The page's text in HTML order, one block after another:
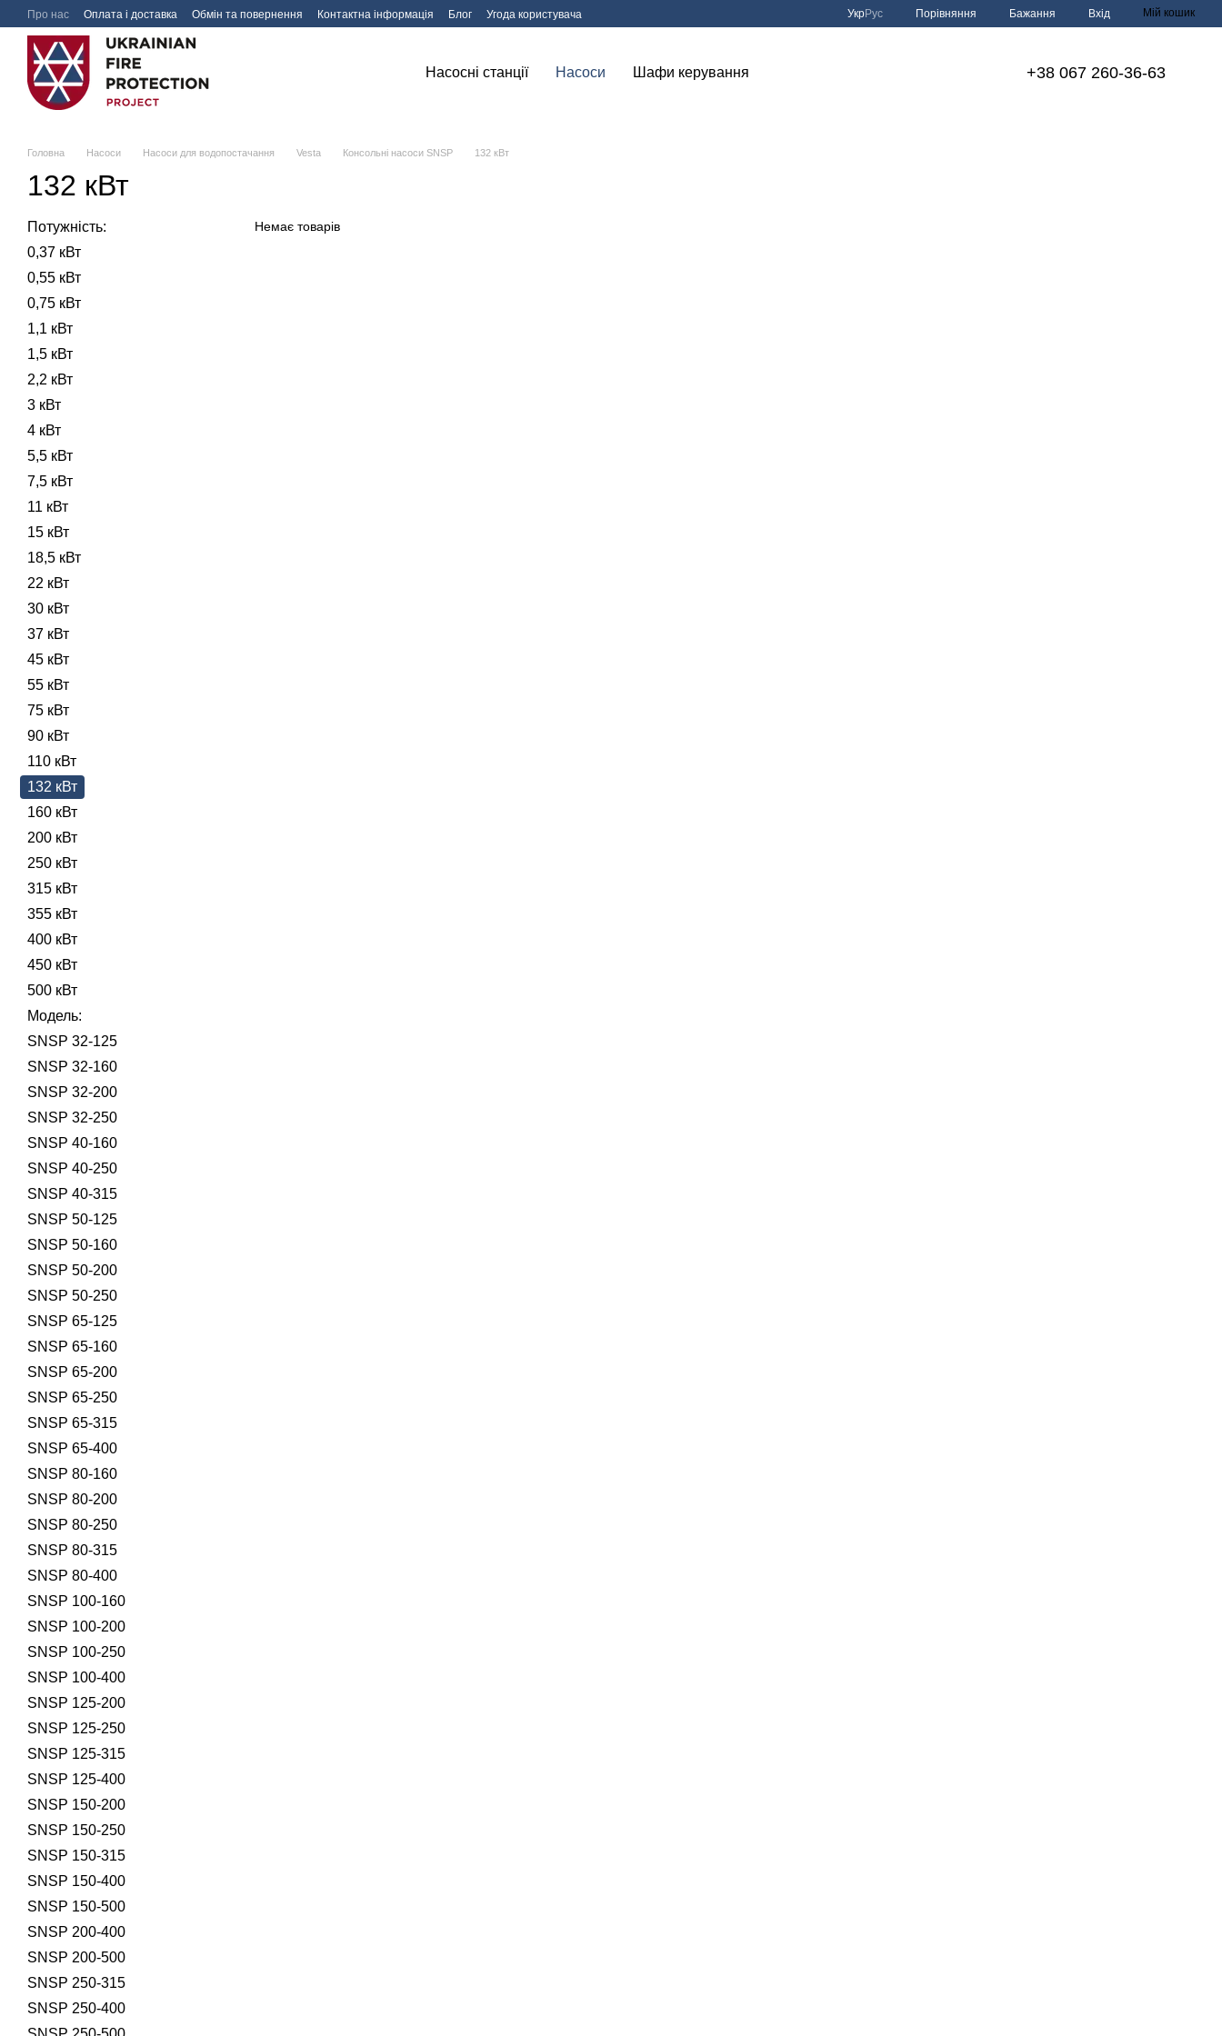
Перейти до основного контенту
Про нас Оплата і доставка Обмін та повернення Контактна інформація Блог Угода користувача УкрРус Порівняння Бажання Вхід Мій кошик
Насосні станції Насоси Шафи керування +38 067 260-36-63
Головна Насоси Насоси для водопостачання Vesta Консольні насоси SNSP 132 кВт
132 кВт
Немає товарів
Потужність:
0,37 кВт
0,55 кВт
0,75 кВт
1,1 кВт
1,5 кВт
2,2 кВт
3 кВт
4 кВт
5,5 кВт
7,5 кВт
11 кВт
15 кВт
18,5 кВт
22 кВт
30 кВт
37 кВт
45 кВт
55 кВт
75 кВт
90 кВт
110 кВт
132 кВт
160 кВт
200 кВт
250 кВт
315 кВт
355 кВт
400 кВт
450 кВт
500 кВт
Модель:
SNSP 32-125
SNSP 32-160
SNSP 32-200
SNSP 32-250
SNSP 40-160
SNSP 40-250
SNSP 40-315
SNSP 50-125
SNSP 50-160
SNSP 50-200
SNSP 50-250
SNSP 65-125
SNSP 65-160
SNSP 65-200
SNSP 65-250
SNSP 65-315
SNSP 65-400
SNSP 80-160
SNSP 80-200
SNSP 80-250
SNSP 80-315
SNSP 80-400
SNSP 100-160
SNSP 100-200
SNSP 100-250
SNSP 100-400
SNSP 125-200
SNSP 125-250
SNSP 125-315
SNSP 125-400
SNSP 150-200
SNSP 150-250
SNSP 150-315
SNSP 150-400
SNSP 150-500
SNSP 200-400
SNSP 200-500
SNSP 250-315
SNSP 250-400